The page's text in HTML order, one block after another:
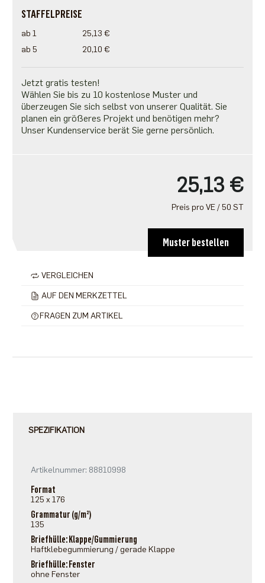
STAFFELPREISE
ab 1
25,13 €
ab 5
20,10 €
Jetzt gratis testen!
Wählen Sie bis zu 10 kostenlose Muster und
überzeugen Sie sich selbst von unserer Qualität. Sie
planen ein größeres Projekt und benötigen mehr?
Unser Kundenservice berät Sie gerne persönlich.
25,13 €
Preis pro VE / 50 ST
Muster bestellen
VERGLEICHEN
AUF DEN MERKZETTEL
FRAGEN ZUM ARTIKEL
SPEZIFIKATION
Artikelnummer: 88810998
Format
125 x 176
Grammatur (g/m²)
135
Briefhülle: Klappe/Gummierung
Haftklebegummierung / gerade Klappe
Briefhülle: Fenster
ohne Fenster